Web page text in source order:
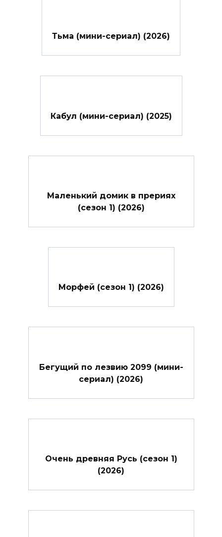
Тьма (мини-сериал) (2026)
Кабул (мини-сериал) (2025)
Маленький домик в прериях
(сезон 1) (2026)
Морфей (сезон 1) (2026)
Бегущий по лезвию 2099 (мини-
сериал) (2026)
Очень древняя Русь (сезон 1)
(2026)